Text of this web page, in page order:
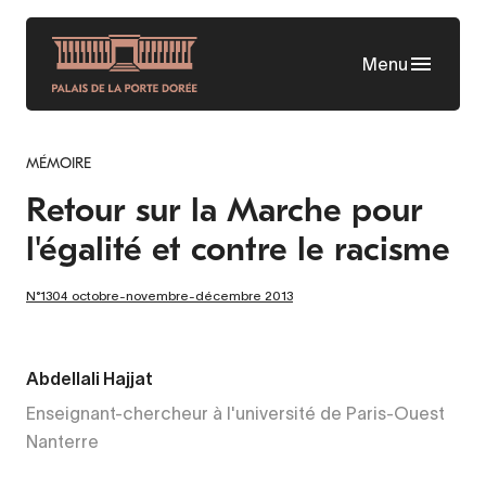
Aller
contenu
principal
Menu
MÉMOIRE
Retour sur la Marche pour
l'égalité et contre le racisme
N°1304 octobre-novembre-décembre 2013
Abdellali Hajjat
Enseignant-chercheur à l'université de Paris-Ouest
Nanterre